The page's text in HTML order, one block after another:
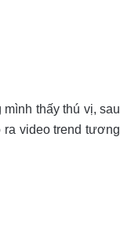
thấy thú vị, sau
ra video trend tương